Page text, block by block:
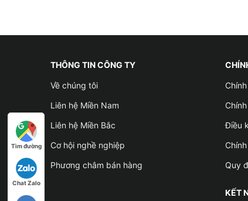
THÔNG TIN CÔNG TY
Về chúng tôi
Liên hệ Miền Nam
Liên hệ Miền Bắc
Cơ hội nghề nghiệp
Phương châm bán hàng
Điều
Quy
KẾT
Tìm đường
Chat Zalo